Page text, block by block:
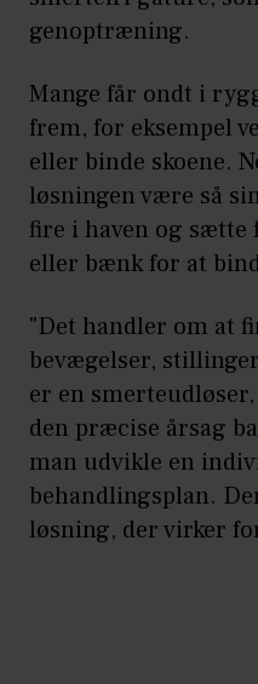
genoptræning.
Mange får ondt i
frem, for eksempel
eller binde skoene.
løsningen være så
fire i haven og sætte
eller bænk for at
"Det handler om at
bevægelser,
er en
den præcise årsag
man udvikle en
behandlingsplan.
løsning, der virker